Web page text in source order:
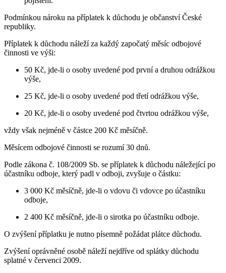
Podmínkou nároku na příplatek k důchodu je občanství České
republiky.
Příplatek k důchodu náleží za každý započatý měsíc odbojové
činnosti ve výši:
50 Kč, jde-li o osoby uvedené pod první a druhou odrážkou
výše,
25 Kč, jde-li o osoby uvedené pod třetí odrážkou výše,
20 Kč, jde-li o osoby uvedené pod čtvrtou odrážkou výše,
vždy však nejméně v částce 200 Kč měsíčně.
Měsícem odbojové činnosti se rozumí 30 dnů.
Podle zákona č. 108/2009 Sb. se příplatek k důchodu náležející po
účastníku odboje, který padl v odboji, zvyšuje o částku:
3 000 Kč měsíčně, jde-li o vdovu či vdovce po účastníku
odboje,
2 400 Kč měsíčně, jde-li o sirotka po účastníku odboje.
O zvýšení příplatku je nutno písemně požádat plátce důchodu.
Zvýšení oprávněné osobě náleží nejdříve od splátky důchodu
splatné v červenci 2009.